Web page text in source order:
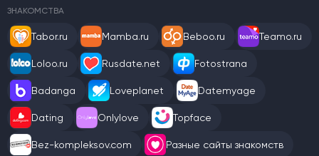
ЗНАКОМСТВА
Tabor.ru Mamba.ru Beboo.ru Teamo.ru
Loloo.ru Rusdate.net Fotostrana
Badanga Loveplanet Datemyage
Dating Onlylove Topface
Bez-kompleksov.com Разные сайты знакомств